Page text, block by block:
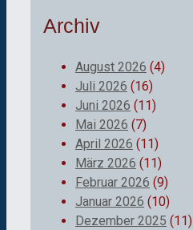
Archiv
August 2026 (4)
Juli 2026 (16)
Juni 2026 (11)
Mai 2026 (7)
April 2026 (11)
März 2026 (11)
Februar 2026 (9)
Januar 2026 (10)
Dezember 2025 (11)